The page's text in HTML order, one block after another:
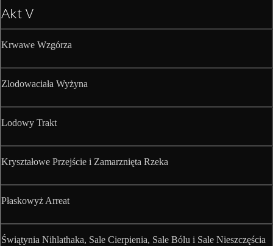
Akt V
Krwawe Wzgórza
Zlodowaciała Wyżyna
Lodowy Trakt
Kryształowe Przejście i Zamarznięta Rzeka
Płaskowyż Arreat
Świątynia Nihlathaka, Sale Cierpienia, Sale Bólu i Sale Nieszczęścia